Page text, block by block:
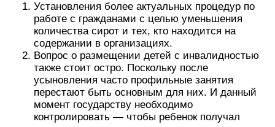
Установления более актуальных процедур по
работе с гражданами с целью уменьшения
количества сирот и тех, кто находится на
содержании в организациях.
Вопрос о размещении детей с инвалидностью
также стоит остро. Поскольку после
усыновления часто профильные занятия
перестают быть основным для них. И данный
момент государству необходимо
контролировать — чтобы ребенок получал